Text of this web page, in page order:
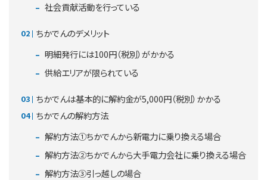
社会貢献活動を行っている
ちかでんのデメリット
明細発行には100円（税別）がかかる
供給エリアが限られている
ちかでんは基本的に解約金が5,000円（税別）かかる
ちかでんの解約方法
解約方法①ちかでんから新電力に乗り換える場合
解約方法②ちかでんから大手電力会社に乗り換える場合
解約方法③引っ越しの場合